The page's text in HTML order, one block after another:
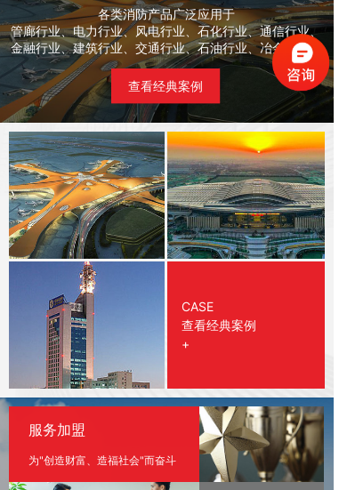
各类消防产品广泛应用于
管廊行业、电力行业、风电行业
石化行业、通信行业、
金融行业、建筑行业、交通行业、石油行业、冶金等行业
查看经典案例
CASE
查看经典案例
+
服务加盟
为"创造财富、造福社会"而奋斗